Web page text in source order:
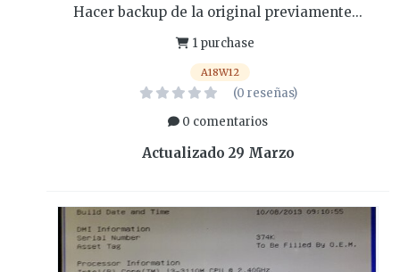
Hacer backup de la original previamente...
1 purchase
A18W12
(0 reseñas)
0 comentarios
Actualizado 29 Marzo